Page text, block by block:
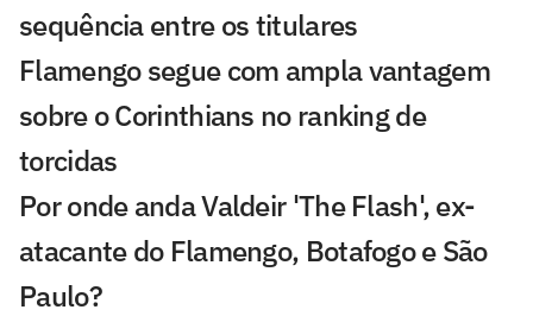
sequência entre os titulares
Flamengo segue com ampla vantagem
sobre o Corinthians no ranking de
torcidas
Por onde anda Valdeir 'The Flash', ex-
atacante do Flamengo, Botafogo e São
Paulo?